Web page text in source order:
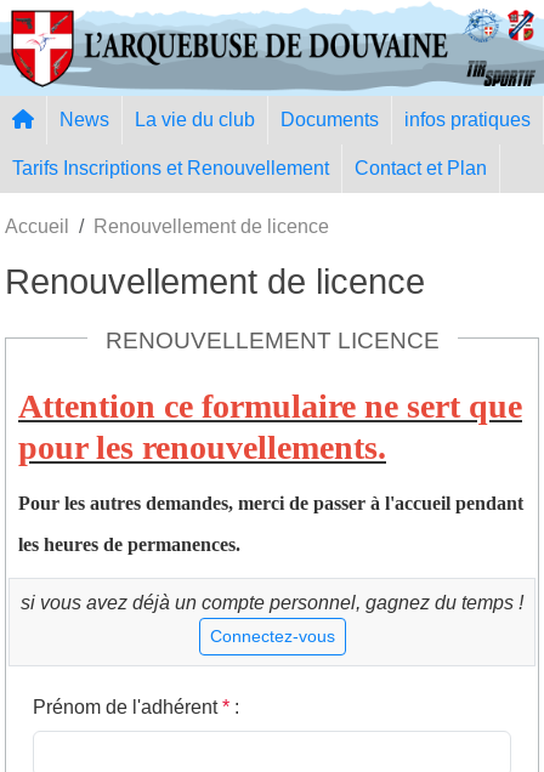
News La vie du club Documents infos pratiques
Tarifs Inscriptions et Renouvellement Contact et Plan
Accueil Renouvellement de licence
Renouvellement de licence
RENOUVELLEMENT LICENCE
Attention ce formulaire ne sert que
pour les renouvellements.
Pour les autres demandes, merci de passer à l'accueil pendant
les heures de permanences.
si vous avez déjà un compte personnel, gagnez du temps !
Connectez-vous
Prénom de l'adhérent* :
Panneau de gestion des cookies